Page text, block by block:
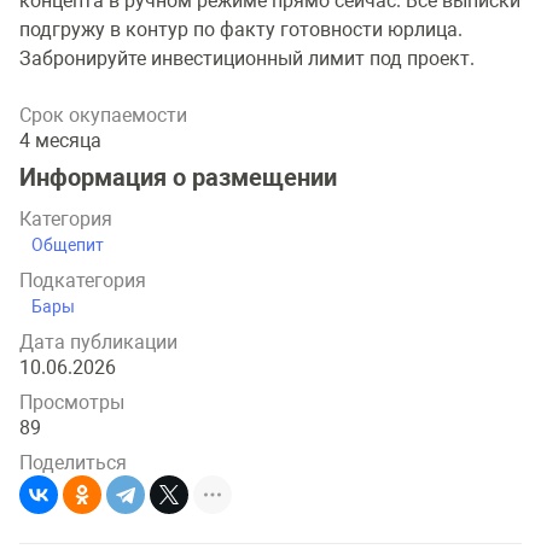
подгружу в контур по факту готовности юрлица.
Забронируйте инвестиционный лимит под проект.
Срок окупаемости
4 месяца
Информация о размещении
Категория
Общепит
Подкатегория
Бары
Дата публикации
10.06.2026
Просмотры
89
Поделиться